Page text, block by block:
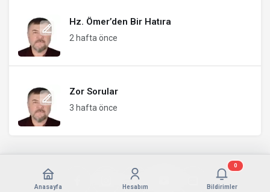
Hz. Ömer’den Bir Hatıra
2 hafta önce
Zor Sorular
3 hafta önce
Anasayfa Hesabım Bildirimler
0